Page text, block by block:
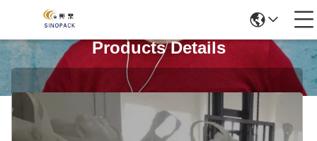
Products Details